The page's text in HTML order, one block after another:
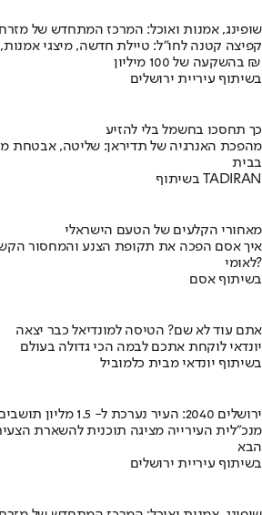
שופינג, אמנות ואוכל: המרכז המתחדש של
קפיצה קטנה לחו"ל: טיילת חדשה, מיצגי
בהשקעה של 100 מיליון ₪
בשיתוף עיריית ירושלים
כך תחסכו בחשמל בלי להזיע
מהפכת האנרגיה של תדיראן: שליטה, אבטחת
בבית
בשיתוף TADIRAN
מאחורי הקלעים של הטעם הישראלי
לאומי?
בשיתוף אסם
אתם עוד לא שם? הטיסה למונדיאל כבר יצאה
יונדאי לוקחת אתכם לבמה הכי גדולה בעולם
בשיתוף יונדאי מבית כלמוביל
ירושלים 2040: העיר נערכת ל- 1.5 מליון תושבים
מנכ"לית העירייה מציגה תוכנית להשארת
הבא
בשיתוף עיריית ירושלים